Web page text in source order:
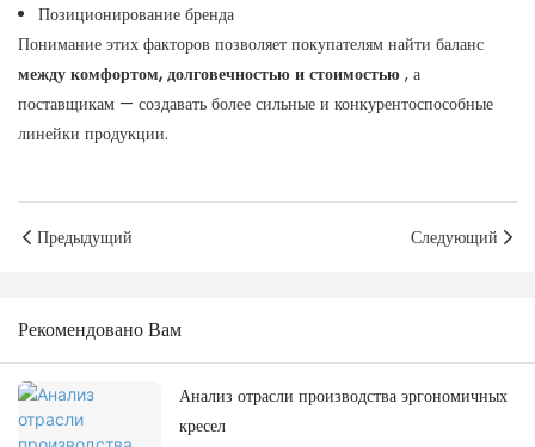
Позиционирование бренда
Понимание этих факторов позволяет покупателям найти баланс
между комфортом, долговечностью и стоимостью , а
поставщикам — создавать более сильные и конкурентоспособные
линейки продукции.
Предыдущий Следующий
Рекомендовано Вам
Анализ отрасли производства эргономичных
кресел